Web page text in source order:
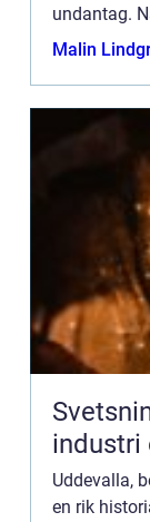
undantag.
ventilation
Malin
industri
Uddevalla,
en rik